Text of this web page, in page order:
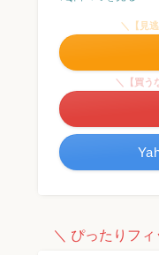
＼【見
＼【買う
＼ ぴったりフ